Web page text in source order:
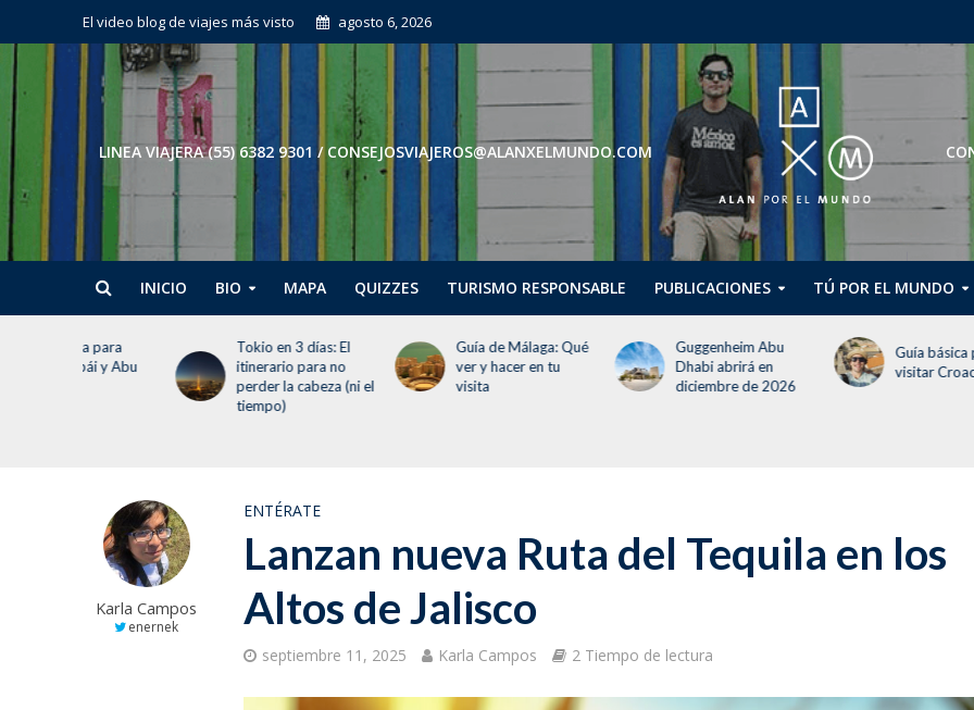
El video blog de viajes más visto agosto 6, 2026
LINEA VIAJERA (55) 6382 9301 / CONSEJOSVIAJEROS@ALANXELMUNDO.COM
INICIO BIO MAPA QUIZZES TURISMO RESPONSABLE PUBLICACIONES TÚ POR EL MUNDO
Tokio en 3 días: El
itinerario para no
perder la cabeza (ni el
tiempo)
Guía de Málaga: Qué
ver y hacer en tu
visita
Guggenheim Abu
Dhabi abrirá en
diciembre de 2026
Guía básica para
visitar Croacia
Karla Campos
enernek
ENTÉRATE
Lanzan nueva Ruta del Tequila en los
Altos de Jalisco
septiembre 11, 2025 Karla Campos 2 Tiempo de lectura